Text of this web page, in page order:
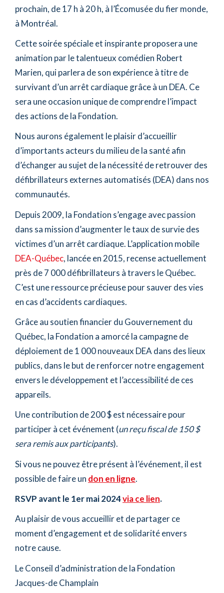
prochain, de 17 h à 20 h, à l’Écomusée du fier monde,
à Montréal.
Cette soirée spéciale et inspirante proposera une
animation par le talentueux comédien Robert
Marien, qui parlera de son expérience à titre de
survivant d’un arrêt cardiaque grâce à un DEA. Ce
sera une occasion unique de comprendre l’impact
des actions de la Fondation.
Nous aurons également le plaisir d’accueillir
d’importants acteurs du milieu de la santé afin
d’échanger au sujet de la nécessité de retrouver des
défibrillateurs externes automatisés (DEA) dans nos
communautés.
Depuis 2009, la Fondation s’engage avec passion
dans sa mission d’augmenter le taux de survie des
victimes d’un arrêt cardiaque. L’application mobile
DEA-Québec, lancée en 2015, recense actuellement
près de 7 000 défibrillateurs à travers le Québec.
C’est une ressource précieuse pour sauver des vies
en cas d’accidents cardiaques.
Grâce au soutien financier du Gouvernement du
Québec, la Fondation a amorcé la campagne de
déploiement de 1 000 nouveaux DEA dans des lieux
publics, dans le but de renforcer notre engagement
envers le développement et l’accessibilité de ces
appareils.
Une contribution de 200 $ est nécessaire pour
participer à cet événement (un reçu fiscal de 150 $
sera remis aux participants).
Si vous ne pouvez être présent à l’événement, il est
possible de faire un don en ligne.
RSVP avant le 1er mai 2024via ce lien.
Au plaisir de vous accueillir et de partager ce
moment d’engagement et de solidarité envers
notre cause.
Le Conseil d’administration de la Fondation
Jacques-de Champlain